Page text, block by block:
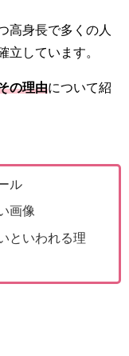
高身長で多くの人
立しています。
の理由について紹
ル
画像
といわれる理